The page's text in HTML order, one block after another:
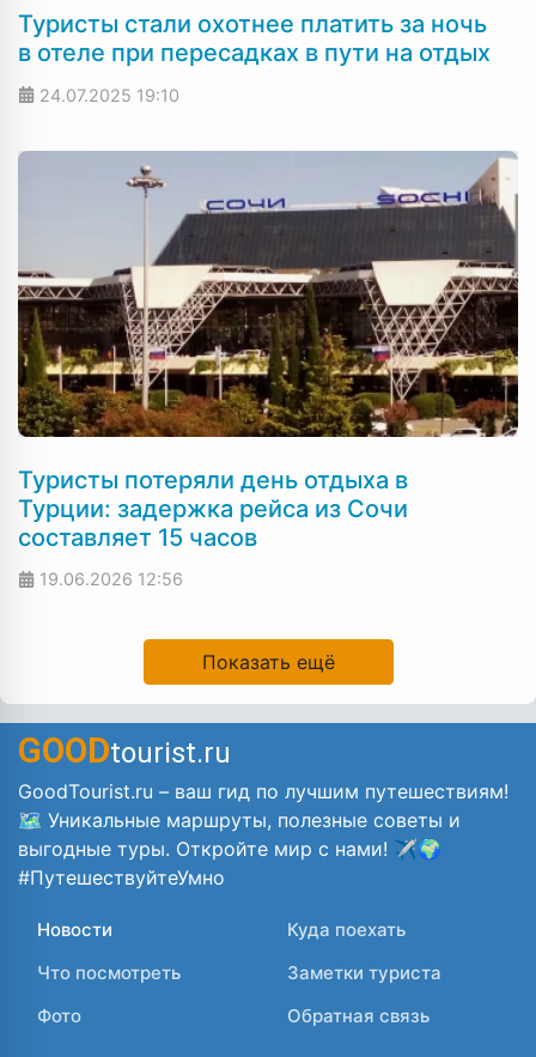
Туристы стали охотнее платить за ночь
в отеле при пересадках в пути на отдых
24.07.2025 19:10
Туристы потеряли день отдыха в
Турции: задержка рейса из Сочи
составляет 15 часов
19.06.2026 12:56
Показать ещё
GOODtourist.ru
GoodTourist.ru – ваш гид по лучшим путешествиям!
🗺️ Уникальные маршруты, полезные советы и
выгодные туры. Откройте мир с нами! ✈️🌍
#ПутешествуйтеУмно
Новости
Куда поехать
Что посмотреть
Заметки туриста
Фото
Обратная связь